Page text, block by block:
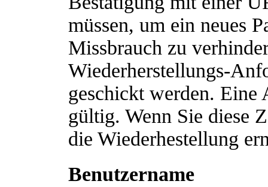
müssen, um ein neues
Missbrauch zu
Wiederherstellungs-
geschickt werden. Eine
gültig. Wenn Sie diese
die Wiederhestellung
Benutzername